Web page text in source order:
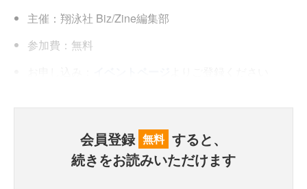
主催：翔泳社 Biz/Zine編集部
参加費：無料
会員登録 無料 すると、
続きをお読みいただけます